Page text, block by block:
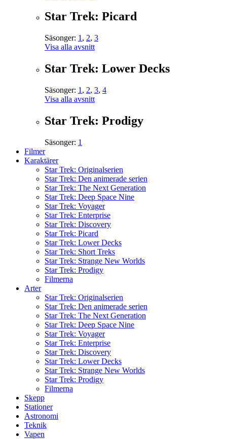
Star Trek: Picard
Säsonger: 1 , 2, 3
Visa alla avsnitt
Star Trek: Lower Decks
Säsonger: 1 , 2, 3, 4
Visa alla avsnitt
Star Trek: Prodigy
Säsonger: 1
Filmer
Karaktärer
Star Trek: Originalserien
Star Trek: Den animerade serien
Star Trek: The Next Generation
Star Trek: Deep Space Nine
Star Trek: Voyager
Star Trek: Enterprise
Star Trek: Discovery
Star Trek: Picard
Star Trek: Lower Decks
Star Trek: Short Treks
Star Trek: Strange New Worlds
Star Trek: Prodigy
Filmerna
Arter
Star Trek: Originalserien
Star Trek: Den animerade serien
Star Trek: The Next Generation
Star Trek: Deep Space Nine
Star Trek: Voyager
Star Trek: Enterprise
Star Trek: Discovery
Star Trek: Lower Decks
Star Trek: Strange New Worlds
Star Trek: Prodigy
Filmerna
Skepp
Stationer
Astronomi
Teknik
Vapen